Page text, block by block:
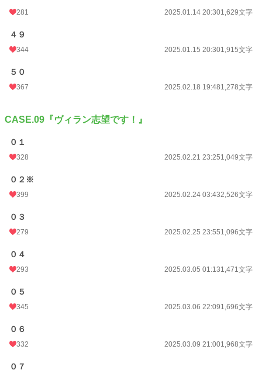
281 2025.01.14 20:301,629文字
４９
344 2025.01.15 20:301,915文字
５０
367 2025.02.18 19:481,278文字
CASE.09『ヴィラン志望です！』
０１
328 2025.02.21 23:251,049文字
０２※
399 2025.02.24 03:432,526文字
０３
279 2025.02.25 23:551,096文字
０４
293 2025.03.05 01:131,471文字
０５
345 2025.03.06 22:091,696文字
０６
332 2025.03.09 21:001,968文字
０７